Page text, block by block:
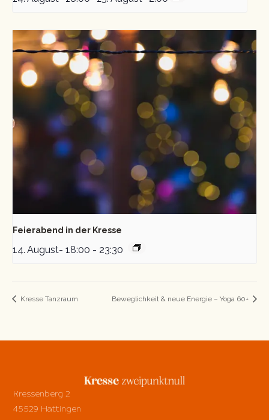
Feierabend in der Kresse
14. August- 18:00 - 23:30
Kresse Tanzraum Beweglichkeit & neue Energie – Yoga 60+
Kressenberg 2
45529 Hattingen